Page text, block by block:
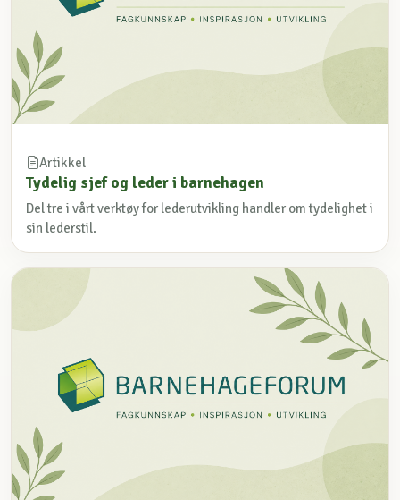
Artikkel
Tydelig sjef og leder i barnehagen
Del tre i vårt verktøy for lederutvikling handler om tydelighet i
sin lederstil.